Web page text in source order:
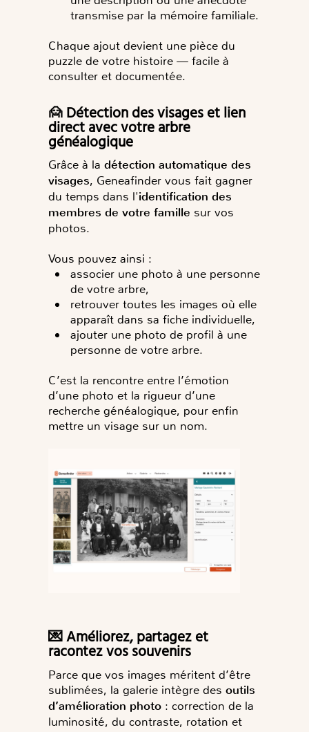
transmise par la mémoire familiale.
Chaque ajout devient une pièce du
puzzle de votre histoire — facile à
consulter et documentée.
🙍 Détection des visages et lien
direct avec votre arbre
généalogique
Grâce à la détection automatique des
visages, Geneafinder vous fait gagner
du temps dans l'identification des
membres de votre famille sur vos
photos.
Vous pouvez ainsi :
associer une photo à une personne
de votre arbre,
retrouver toutes les images où elle
apparaît dans sa fiche individuelle,
ajouter une photo de profil à une
personne de votre arbre.
C’est la rencontre entre l’émotion
d’une photo et la rigueur d’une
recherche généalogique, pour enfin
mettre un visage sur un nom.
💌 Améliorez, partagez et
racontez vos souvenirs
Parce que vos images méritent d’être
sublimées, la galerie intègre des outils
d’amélioration photo : correction de la
luminosité, du contraste, rotation et